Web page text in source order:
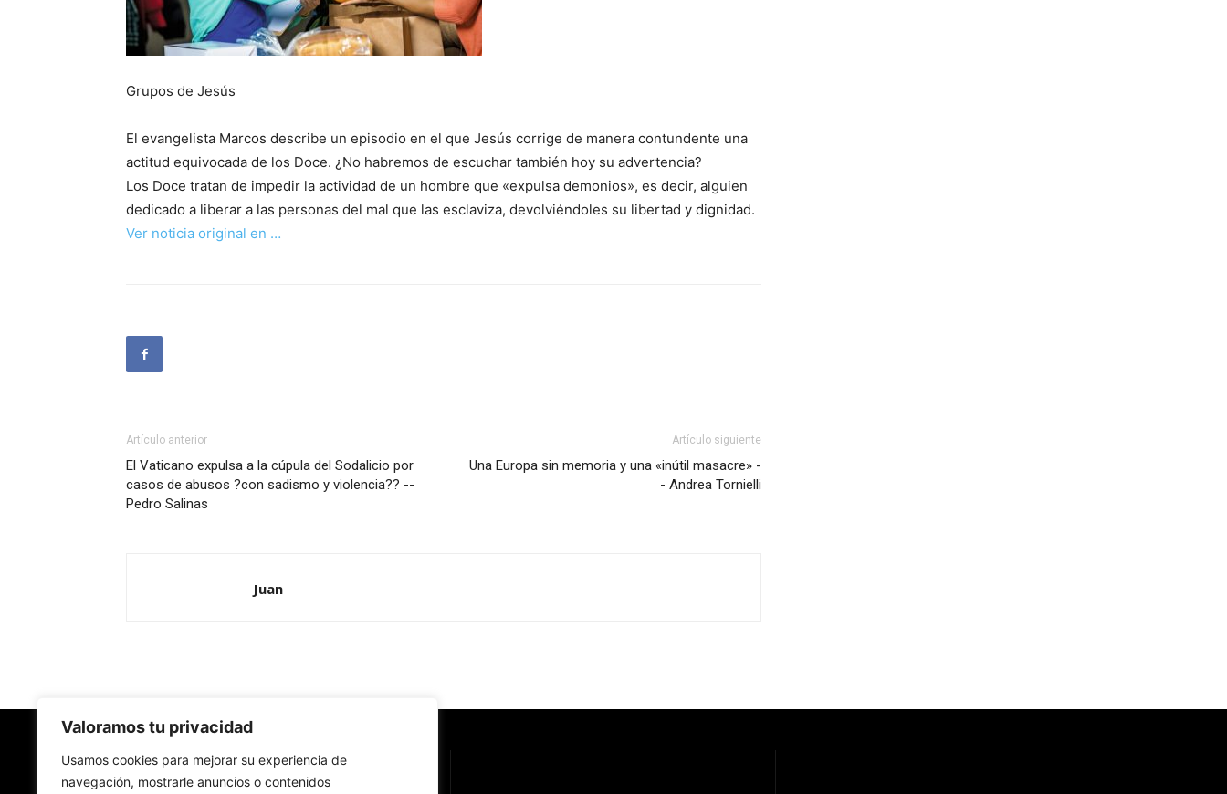
Valoramos tu privacidad
Usamos cookies para mejorar su experiencia de
navegación, mostrarle anuncios o contenidos
Grupos de Jesús
El evangelista Marcos describe un episodio en el que Jesús corrige de manera contundente una
actitud equivocada de los Doce. ¿No habremos de escuchar también hoy su advertencia?
Los Doce tratan de impedir la actividad de un hombre que «expulsa demonios», es decir, alguien
dedicado a liberar a las personas del mal que las esclaviza, devolviéndoles su libertad y dignidad.
Ver noticia original en …
Artículo anterior
El Vaticano expulsa a la cúpula del Sodalicio por
casos de abusos ?con sadismo y violencia?? --
Pedro Salinas
Artículo siguiente
Una Europa sin memoria y una «inútil masacre» -
- Andrea Tornielli
Juan
Redes Cristianas